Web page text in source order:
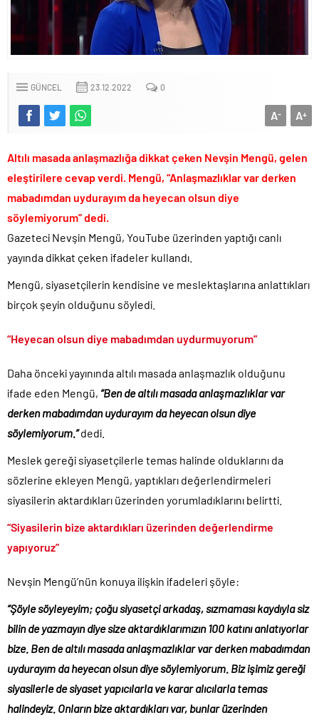
paşa emekliye sevk edildi!.
Türkiye’nin ilk kadın hava kuvvetleri paşası hayırlı olsun..
CHP’li Erdal Beşikçioğlu’nun uyuşturucu testi pozitif çıktı!.
vermeye başladı!.
ABD’de de 25 eyalet Trump yönetimine karşı dava açtı!.
Rüşvet ve yolsuzluktan tutuklanan CHP’li Erdal Beşikçioğlu
Uğur Mumcu dosyası 33 yıl sonra yeniden açılıyor..
CHP Lideri Kılıçdaoğlu’ndan Terörsüz Türkiye sürecine destek
açıklaması..
TÜİK sipariş enflasyon oranlarını açıkladı!.
TÜİK kira zam oranını yüzde 31 olarak açıkladı..
Etimesgut Belediye Başkanı Erdal Beşikçioğlu hakkında
tutuklama talebi..
Donald Trump’ın İran saldırılarını durdurma kararını Netanyahu da
sosyal medyadan öğrendi..
açıklama..
Efsane Başkan Aziz Yıldırım’dan Acun Ilıcalı’ya sert sözler!.
Benzine gelen 4 lira indirim vatandaşa değil ÖTV’ye gidecek!.
GÜNCEL 23.12.2022 0
A+
A-
Altılı masada anlaşmazlığa dikkat çeken Nevşin Mengü, gelen
eleştirilere cevap verdi. Mengü, “Anlaşmazlıklar var derken
mabadımdan uydurayım da heyecan olsun diye
söylemiyorum” dedi.
Gazeteci Nevşin Mengü, YouTube üzerinden yaptığı canlı
yayında dikkat çeken ifadeler kullandı.
Mengü, siyasetçilerin kendisine ve meslektaşlarına anlattıkları
birçok şeyin olduğunu söyledi.
“Heyecan olsun diye mabadımdan uydurmuyorum”
Daha önceki yayınında altılı masada anlaşmazlık olduğunu
ifade eden Mengü, “Ben de altılı masada anlaşmazlıklar var
derken mabadımdan uydurayım da heyecan olsun diye
söylemiyorum.”dedi.
Meslek gereği siyasetçilerle temas halinde olduklarını da
sözlerine ekleyen Mengü, yaptıkları değerlendirmeleri
siyasilerin aktardıkları üzerinden yorumladıklarını belirtti.
“Siyasilerin bize aktardıkları üzerinden değerlendirme
yapıyoruz”
Nevşin Mengü’nün konuya ilişkin ifadeleri şöyle:
“Şöyle söyleyeyim; çoğu siyasetçi arkadaş, sızmaması kaydıyla siz
bilin de yazmayın diye size aktardıklarımızın 100 katını anlatıyorlar
bize. Ben de altılı masada anlaşmazlıklar var derken mabadımdan
uydurayım da heyecan olsun diye söylemiyorum. Biz işimiz gereği
siyasilerle de siyaset yapıcılarla ve karar alıcılarla temas
halindeyiz. Onların bize aktardıkları var, bunlar üzerinden